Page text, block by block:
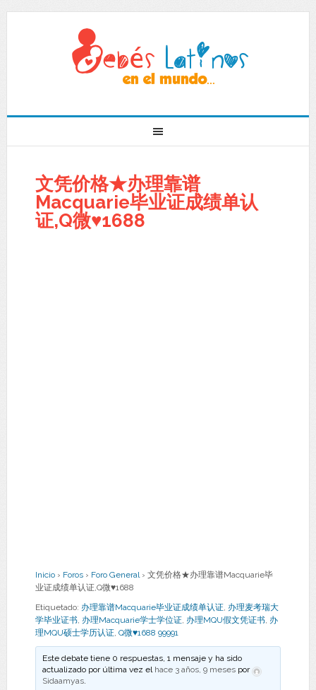
文凭价格★办理靠谱
Macquarie毕业证成绩单认
证,Q微♥1688
Inicio › Foros › Foro General › 文凭价格★办理靠谱Macquarie毕
业证成绩单认证,Q微♥1688
Etiquetado: 办理靠谱Macquarie毕业证成绩单认证, 办理麦考瑞大
学毕业证书, 办理Macquarie学士学位证, 办理MQU假文凭证书, 办
理MQU硕士学历认证, Q微♥1688 99991
Este debate tiene 0 respuestas, 1 mensaje y ha sido
actualizado por última vez el hace 3 años, 9 meses por
Sidaamyas.